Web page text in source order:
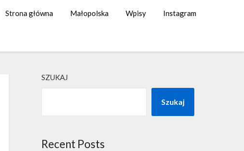
Strona główna Małopolska Wpisy Instagram
SZUKAJ
Szukaj
Recent Posts